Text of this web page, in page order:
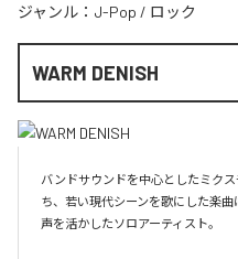
ジャンル： J-Pop / ロック
WARM DENISH
バンドサウンドを中心としたミク
ち、若い現代シーンを歌にした楽
声を活かしたソロアーティスト。